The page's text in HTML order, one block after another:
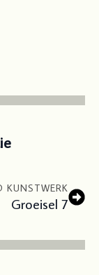
KUNSTWERK
Groeisel 7